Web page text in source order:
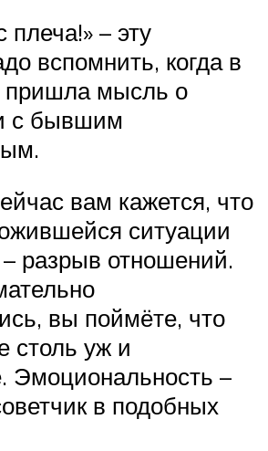
плеча!» – эту
вспомнить, когда в
пришла мысль о
с бывшим
вам кажется, что
ситуации
разрыв отношений.
вы поймёте, что
столь уж и
Эмоциональность –
в подобных